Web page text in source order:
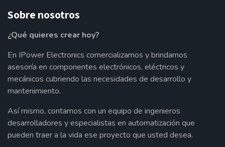
Sobre nosotros
¿Qué quieres crear hoy?
En IPower Electronics comercializamos y brindamos
asesoría en componentes electrónicos, eléctricos y
mecánicos cubriendo las necesidades de desarrollo y
mantenimiento.
Así mismo, contamos con un equipo de ingenieros
desarrolladores y especialistas en automatización que
pueden traer a la vida ese proyecto que usted desea.